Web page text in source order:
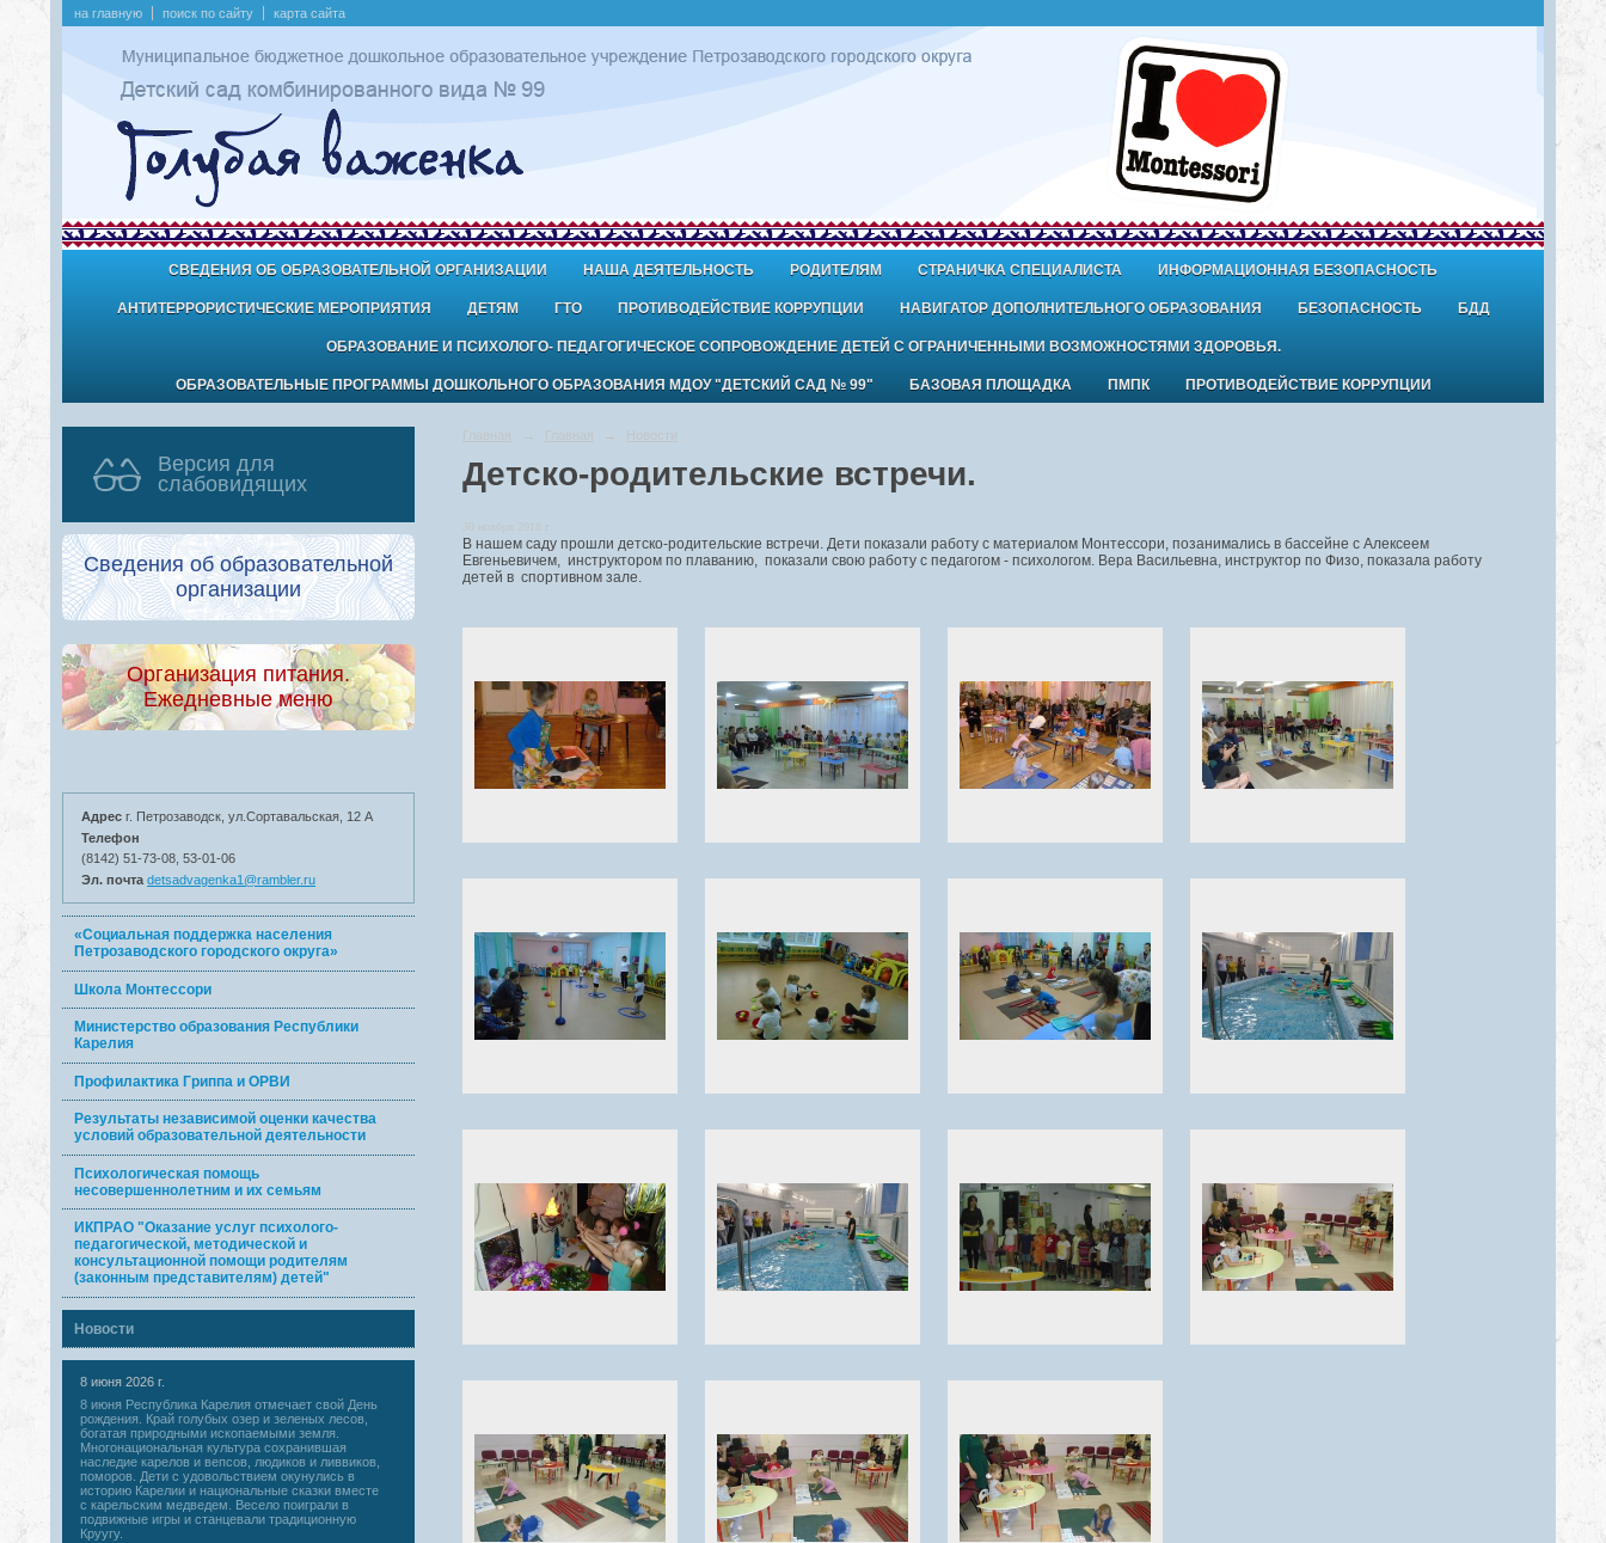
на главную поиск по сайту карта сайта
СВЕДЕНИЯ ОБ ОБРАЗОВАТЕЛЬНОЙ ОРГАНИЗАЦИИ НАША ДЕЯТЕЛЬНОСТЬ РОДИТЕЛЯМ СТРАНИЧКА СПЕЦИАЛИСТА ИНФОРМАЦИОННАЯ БЕЗОПАСНОСТЬ
АНТИТЕРРОРИСТИЧЕСКИЕ МЕРОПРИЯТИЯ ДЕТЯМ ГТО ПРОТИВОДЕЙСТВИЕ КОРРУПЦИИ НАВИГАТОР ДОПОЛНИТЕЛЬНОГО ОБРАЗОВАНИЯ БЕЗОПАСНОСТЬ БДД
ОБРАЗОВАНИЕ И ПСИХОЛОГО- ПЕДАГОГИЧЕСКОЕ СОПРОВОЖДЕНИЕ ДЕТЕЙ С ОГРАНИЧЕННЫМИ ВОЗМОЖНОСТЯМИ ЗДОРОВЬЯ.
ОБРАЗОВАТЕЛЬНЫЕ ПРОГРАММЫ ДОШКОЛЬНОГО ОБРАЗОВАНИЯ МДОУ "ДЕТСКИЙ САД № 99" БАЗОВАЯ ПЛОЩАДКА ПМПК ПРОТИВОДЕЙСТВИЕ КОРРУПЦИИ
Версия для
слабовидящих
Сведения об образовательной
организации
Организация питания.
Ежедневные меню
Адрес г. Петрозаводск, ул.Сортавальская, 12 А
Телефон
(8142) 51-73-08, 53-01-06
Эл. почта detsadvagenka1@rambler.ru
«Социальная поддержка населения
Петрозаводского городского округа»
Школа Монтессори
Министерство образования Республики
Карелия
Профилактика Гриппа и ОРВИ
Результаты независимой оценки качества
условий образовательной деятельности
Психологическая помощь
несовершеннолетним и их семьям
ИКПРАО "Оказание услуг психолого-
педагогической, методической и
консультационной помощи родителям
(законным представителям) детей"
Новости
8 июня 2026 г.
8 июня Республика Карелия отмечает свой День
рождения. Край голубых озер и зеленых лесов,
богатая природными ископаемыми земля.
Многонациональная культура сохранившая
наследие карелов и вепсов, людиков и ливвиков,
поморов. Дети с удовольствием окунулись в
историю Карелии и национальные сказки вместе
с карельским медведем. Весело поиграли в
подвижные игры и станцевали традиционную
Круугу.
Главная → Главная → Новости
Детско-родительские встречи.
30 ноября 2018 г.
В нашем саду прошли детско-родительские встречи. Дети показали работу с материалом Монтессори, позанимались в бассейне с Алексеем
Евгеньевичем, инструктором по плаванию, показали свою работу с педагогом - психологом. Вера Васильевна, инструктор по Физо, показала работу
детей в спортивном зале.